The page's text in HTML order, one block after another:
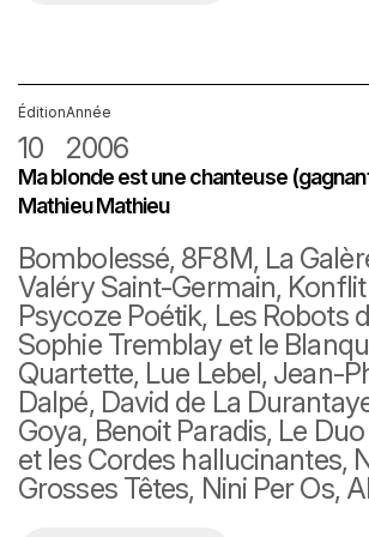
Édition
10
Année
2006
Ma blonde est une chanteuse
Mathieu Mathieu
Bombolessé, 8F8M, La
Valéry Saint-Germain,
Psycoze Poétik, Les Robots
Sophie Tremblay et le
Quartette, Lue Lebel, Jean-
Dalpé, David de La
Goya, Benoit Paradis, Le
et les Cordes hallucinantes,
Grosses Têtes, Nini Per Os,